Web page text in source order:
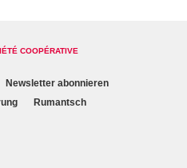
COOPÉRATIVE
Newsletter abonnieren
Rumantsch